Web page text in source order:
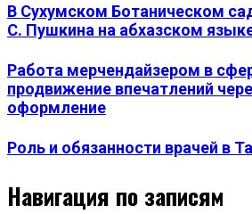
В Сухумском Ботаническом
С. Пушкина на абхазском
Работа мерчендайзером в
продвижение впечатлений
оформление
Роль и обязанности врачей в
Навигация по записям